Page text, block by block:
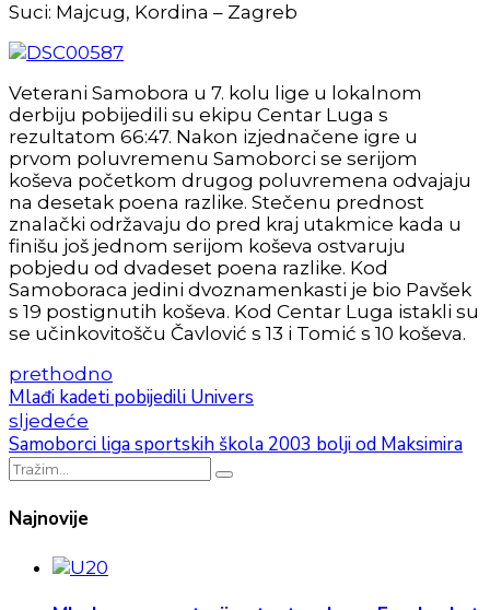
Suci: Majcug, Kordina – Zagreb
Veterani Samobora u 7. kolu lige u lokalnom
derbiju pobijedili su ekipu Centar Luga s
rezultatom 66:47. Nakon izjednačene igre u
prvom poluvremenu Samoborci se serijom
koševa početkom drugog poluvremena odvajaju
na desetak poena razlike. Stečenu prednost
znalački održavaju do pred kraj utakmice kada u
finišu još jednom serijom koševa ostvaruju
pobjedu od dvadeset poena razlike. Kod
Samoboraca jedini dvoznamenkasti je bio Pavšek
s 19 postignutih koševa. Kod Centar Luga istakli su
se učinkovitošču Čavlović s 13 i Tomić s 10 koševa.
prethodno
Mlađi kadeti pobijedili Univers
sljedeće
Samoborci liga sportskih škola 2003 bolji od Maksimira
Najnovije